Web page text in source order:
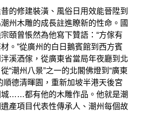
的修建裝潢、風俗日用效能晉陞到
州木雕的成長註進瞭新的性命。國
頤曾悵然為他寫下贊語：“方傢有
。”從廣州的白日鵝賓館到西方賓
溪酒傢，從廣東省當局年夜廳到北
“潮州八景”之一的北閣佛燈到“廣東
順德清暉園，重新加坡半港天後宮
城……都有他的木雕作品。他就是潮
產項目代表性傳承人、潮州每個故